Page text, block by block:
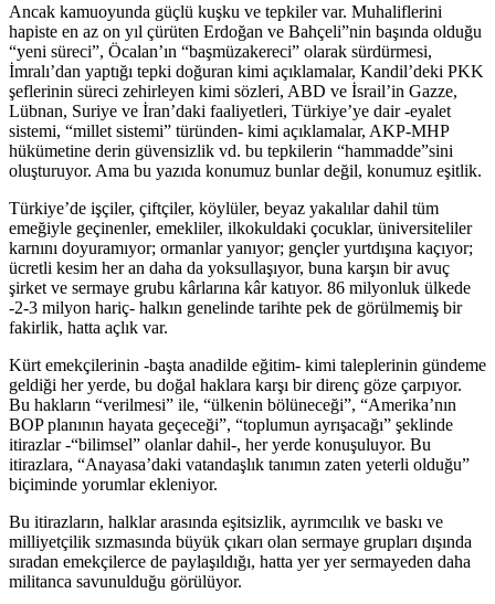
Ancak kamuoyunda güçlü kuşku ve tepkiler var. Muhaliflerini
hapiste en az on yıl çürüten Erdoğan ve Bahçeli”nin başında olduğu
“yeni süreci”, Öcalan’ın “başmüzakereci” olarak sürdürmesi,
İmralı’dan yaptığı tepki doğuran kimi açıklamalar, Kandil’deki PKK
şeflerinin süreci zehirleyen kimi sözleri, ABD ve İsrail’in Gazze,
Lübnan, Suriye ve İran’daki faaliyetleri, Türkiye’ye dair -eyalet
sistemi, “millet sistemi” türünden- kimi açıklamalar, AKP-MHP
hükümetine derin güvensizlik vd. bu tepkilerin “hammadde”sini
oluşturuyor. Ama bu yazıda konumuz bunlar değil, konumuz eşitlik.
Türkiye’de işçiler, çiftçiler, köylüler, beyaz yakalılar dahil tüm
emeğiyle geçinenler, emekliler, ilkokuldaki çocuklar, üniversiteliler
karnını doyuramıyor; ormanlar yanıyor; gençler yurtdışına kaçıyor;
ücretli kesim her an daha da yoksullaşıyor, buna karşın bir avuç
şirket ve sermaye grubu kârlarına kâr katıyor. 86 milyonluk ülkede
-2-3 milyon hariç- halkın genelinde tarihte pek de görülmemiş bir
fakirlik, hatta açlık var.
Kürt emekçilerinin -başta anadilde eğitim- kimi taleplerinin gündeme
geldiği her yerde, bu doğal haklara karşı bir direnç göze çarpıyor.
Bu hakların “verilmesi” ile, “ülkenin bölüneceği”, “Amerika’nın
BOP planının hayata geçeceği”, “toplumun ayrışacağı” şeklinde
itirazlar -“bilimsel” olanlar dahil-, her yerde konuşuluyor. Bu
itirazlara, “Anayasa’daki vatandaşlık tanımın zaten yeterli olduğu”
biçiminde yorumlar ekleniyor.
Bu itirazların, halklar arasında eşitsizlik, ayrımcılık ve baskı ve
milliyetçilik sızmasında büyük çıkarı olan sermaye grupları dışında
sıradan emekçilerce de paylaşıldığı, hatta yer yer sermayeden daha
militanca savunulduğu görülüyor.